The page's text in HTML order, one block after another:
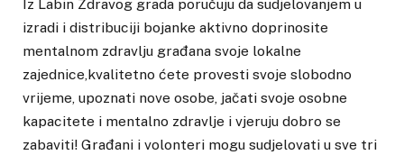
Iz Labin Zdravog grada poručuju da sudjelovanjem u
izradi i distribuciji bojanke aktivno doprinosite
mentalnom zdravlju građana svoje lokalne
zajednice,kvalitetno ćete provesti svoje slobodno
vrijeme, upoznati nove osobe, jačati svoje osobne
kapacitete i mentalno zdravlje i vjeruju dobro se
zabaviti! Građani i volonteri mogu sudjelovati u sve tri